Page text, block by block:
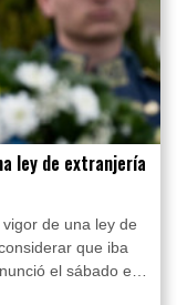
ley de extranjería
de una ley de
que iba
el sábado el